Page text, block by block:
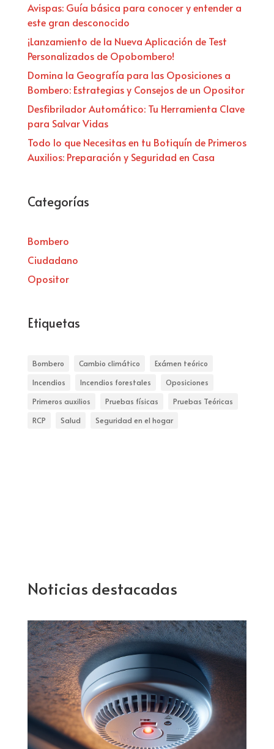
Avispas: Guía básica para conocer y entender a
este gran desconocido
¡Lanzamiento de la Nueva Aplicación de Test
Personalizados de Opobombero!
Domina la Geografía para las Oposiciones a
Bombero: Estrategias y Consejos de un Opositor
Desfibrilador Automático: Tu Herramienta Clave
para Salvar Vidas
Todo lo que Necesitas en tu Botiquín de Primeros
Auxilios: Preparación y Seguridad en Casa
Categorías
Bombero
Ciudadano
Opositor
Etiquetas
Bombero Cambio climático
Exámen teórico
Incendios
Incendios forestales
Oposiciones
Primeros auxilios
Pruebas físicas
Pruebas Teóricas
RCP
Salud Seguridad en el hogar
Noticias destacadas